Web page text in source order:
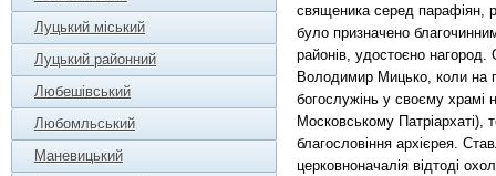
Луцький міський
Луцький районний
Любешівський
Любомльський
Маневицький
священика серед парафіян,
було призначено
районів, удостоєно нагород.
Володимир Мицько, коли на
богослужінь у своєму храмі
Московському Патріархаті),
благословіння архієрея.
церковноначалія відтоді